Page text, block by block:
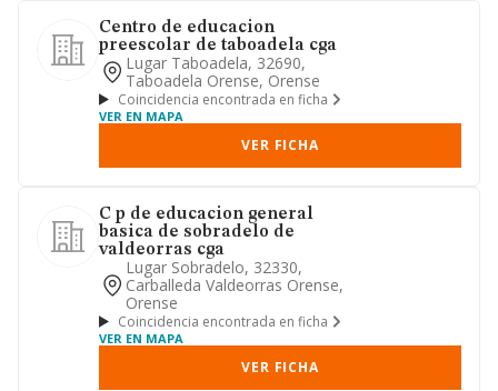
Centro de educacion
preescolar de taboadela cga
Lugar Taboadela, 32690,
Taboadela Orense, Orense
Coincidencia encontrada en ficha
VER EN MAPA
VER FICHA
C p de educacion general
basica de sobradelo de
valdeorras cga
Lugar Sobradelo, 32330,
Carballeda Valdeorras Orense,
Orense
Coincidencia encontrada en ficha
VER EN MAPA
VER FICHA